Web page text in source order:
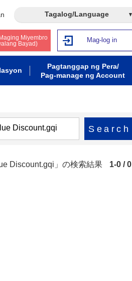
Tagalog/Language
Miyembro
Bayad)
Mag-log in
Pagtanggap ng Pera/
Pag-manage ng Account
Search
Discount.gqi」の検索結果 1-0 / 0